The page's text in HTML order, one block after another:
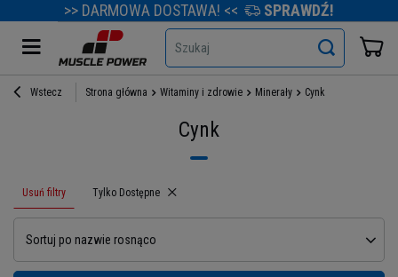
>> DARMOWA DOSTAWA! << SPRAWDŹ!
Szukaj
Wstecz Strona główna Witaminy i zdrowie Minerały Cynk
Cynk
Usuń filtry Usuń filtr
Tylko Dostępne
Sortuj po nazwie rosnąco